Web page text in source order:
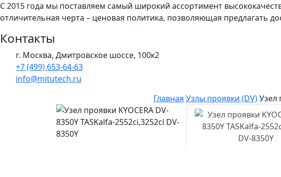
С 2015 года мы поставляем самый широкий ассортимент
отличительная черта – ценовая политика, позволяющая предлагать
Контакты
г. Москва, Дмитровское шоссе, 100к2
+7 (499) 653-64-63
info@mitutech.ru
Главная Узлы проявки (DV)Узел